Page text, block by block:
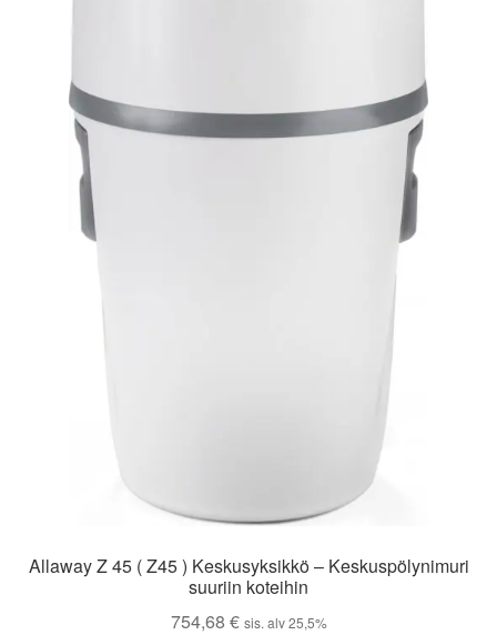
Allaway Z 45 ( Z45 ) Keskusyksikkö – Keskuspölynimuri
suuriin koteihin
754,68 € sis. alv 25,5%